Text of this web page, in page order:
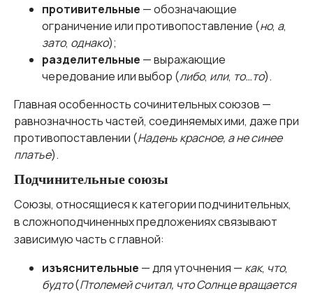
противительные — обозначающие
ограничение или противопоставление (но, а,
зато, однако);
разделительные — выражающие
чередование или выбор (либо, или, то…то).
Главная особенность сочинительных союзов —
равнозначность частей, соединяемых ими, даже при
противопоставлении (Надень красное, а не синее
платье).
Подчинительные союзы
Союзы, относящиеся к категории подчинительных,
в сложноподчиненных предложениях связывают
зависимую часть с главной:
изъяснительные — для уточнения — как, что,
будто(Птолемей считал, что Солнце вращается